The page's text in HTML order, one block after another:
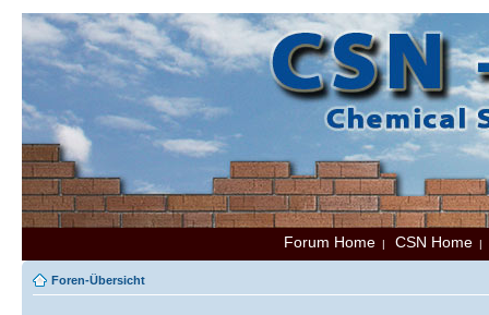
Forum Home | CSN Home
Foren-Übersicht